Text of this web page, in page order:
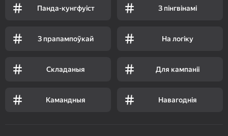
Панда-кунгфуіст З пінгвінамі
З прапампоўкай На логіку
Складаныя Для кампаніі
Камандныя Навагоднія